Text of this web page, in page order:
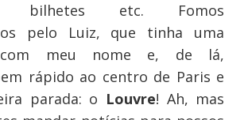
bilhetes etc. Fomos
pelo Luiz, que tinha uma
com meu nome e, de lá,
rápido ao centro de Paris e
parada: o Louvre! Ah, mas